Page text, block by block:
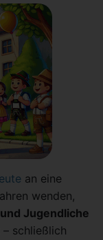
an eine
wenden,
Jugendliche
schließlich